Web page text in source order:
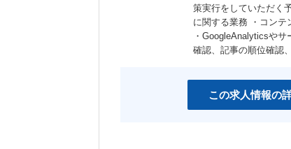
策実行をしていただく
に関する業務 ・コンテ
・GoogleAnalyticsや
確認、記事の順位確認
この求人情報の